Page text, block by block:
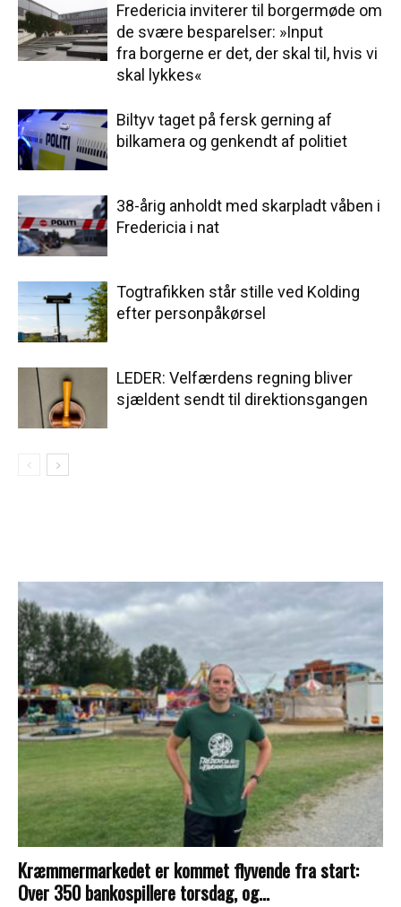
Fredericia inviterer til borgermøde om
de svære besparelser: »Input
fra borgerne er det, der skal til, hvis vi
skal lykkes«
Biltyv taget på fersk gerning af
bilkamera og genkendt af politiet
38-årig anholdt med skarpladt våben i
Fredericia i nat
Togtrafikken står stille ved Kolding
efter personpåkørsel
LEDER: Velfærdens regning bliver
sjældent sendt til direktionsgangen
Kræmmermarkedet er kommet flyvende fra start:
Over 350 bankospillere torsdag, og...